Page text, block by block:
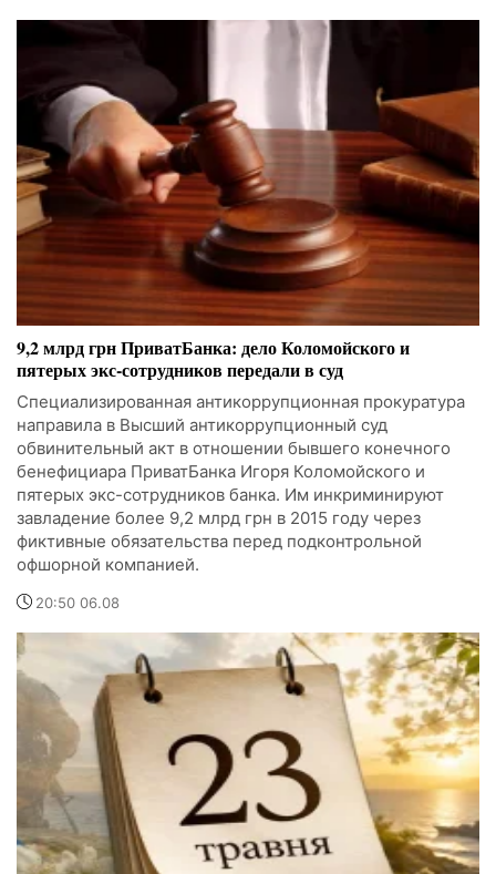
9,2 млрд грн ПриватБанка: дело Коломойского и
пятерых экс-сотрудников передали в суд
Специализированная антикоррупционная прокуратура
направила в Высший антикоррупционный суд
обвинительный акт в отношении бывшего конечного
бенефициара ПриватБанка Игоря Коломойского и
пятерых экс-сотрудников банка. Им инкриминируют
завладение более 9,2 млрд грн в 2015 году через
фиктивные обязательства перед подконтрольной
офшорной компанией.
20:50 06.08